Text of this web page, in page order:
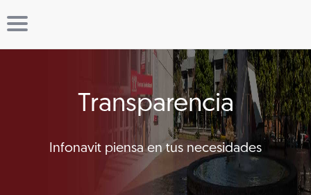
Transparencia
Infonavit piensa en tus necesidades